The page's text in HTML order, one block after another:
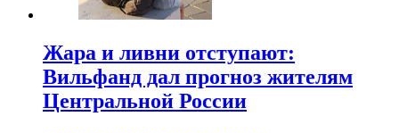
Жара и ливни отступают:
Вильфанд дал прогноз жителям
Центральной России